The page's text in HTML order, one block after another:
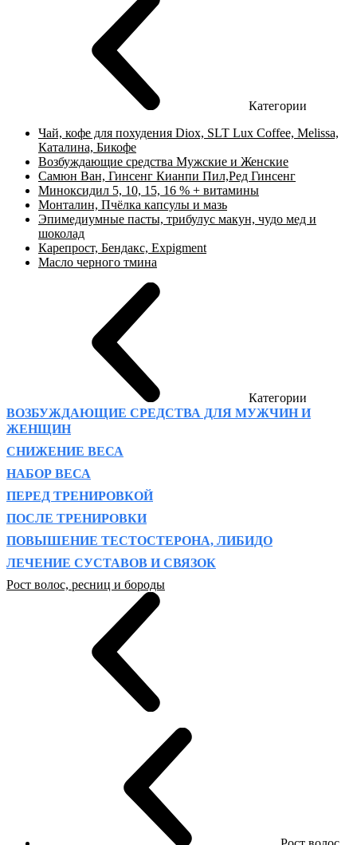
Категории
Чай, кофе для похудения Diox, SLT Lux Coffee, Melissa,
Каталина, Бикофе
Возбуждающие средства Мужские и Женские
Самюн Ван, Гинсенг Кианпи Пил,Ред Гинсенг
Миноксидил 5, 10, 15, 16 % + витамины
Монталин, Пчёлка капсулы и мазь
Эпимедиумные пасты, трибулус макун, чудо мед и
шоколад
Карепрост, Бендакс, Expigment
Масло черного тмина
Категории
ВОЗБУЖДАЮЩИЕ СРЕДСТВА ДЛЯ МУЖЧИН И
ЖЕНЩИН
СНИЖЕНИЕ ВЕСА
НАБОР ВЕСА
ПЕРЕД ТРЕНИРОВКОЙ
ПОСЛЕ ТРЕНИРОВКИ
ПОВЫШЕНИЕ ТЕСТОСТЕРОНА, ЛИБИДО
ЛЕЧЕНИЕ СУСТАВОВ И СВЯЗОК
Рост волос, ресниц и бороды